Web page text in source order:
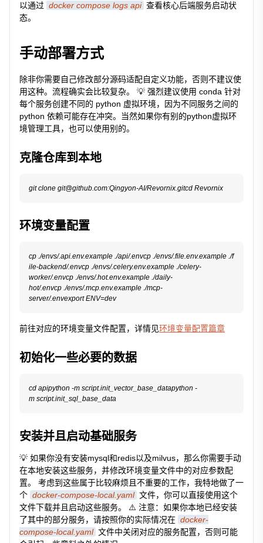
以通过 docker compose logs api 查看核心后端服务启动状
态。
手动部署方式
除非你需要自己修改部分源码适配自定义功能，否则不建议使
用这种。流程确实会比较复杂。 💡 强烈建议使用 conda 针对
每个服务创建不同的 python 虚拟环境，因为不同服务之间的
python 依赖可能存在冲突。当然如果你有别的python虚拟环
境管理工具，也可以使用别的。
克隆仓库到本地
环境变量配置
cp ./envs/.api.env.example ./api/.envcp ./envs/.file.env.example ./f
ile-backend/.envcp ./envs/.celery.env.example ./celery-
worker/.envcp ./envs/.hot.env.example ./daily-
hot/.envcp ./envs/.mcp.env.example ./mcp-
前往对应的环境变量文件配置，详情见环境变量配置篇章
初始化一些必要的数据
cd apipython -m script.init_vector_base_datapython -
安装并且启动基础服务
💡 如果你没有安装mysql和redis以及milvus，那么你需要手动
在本地安装这些服务，并修改环境变量文件中的对应参数配
置。 考虑到这些属于比较麻烦且不重要的工作，我特地做了一
个 docker-compose-local.yaml 文件，你可以直接使用这个
文件下载并且启动这些服务。 ⚠️ 注意：如果你本地已经安装
了其中的部分服务，请按照你的实际情况在 docker-
compose-local.yaml 文件中关闭对应的服务配置，否则可能